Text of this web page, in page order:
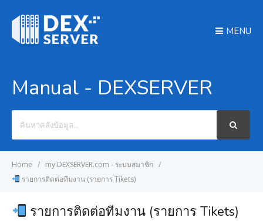
MENU
Manual - DEXSERVER
For
Home
my.DEXSERVER.com - ระบบสมาชิก
รายการติดต่อทีมงาน (รายการ Tikets)
รายการติดต่อทีมงาน (รายการ Tikets)